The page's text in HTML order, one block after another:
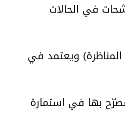
في الحالات
المناظرة) ويعتمد في
بها في استمارة